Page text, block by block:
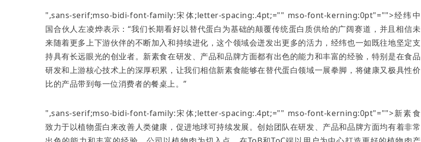
",sans-serif;mso-bidi-font-family:宋体;letter-spacing:.4pt;="" mso-font-kerning:0pt"="">经纬中
国合伙人左凌烨表示：“我们长期看好以替代蛋白为基础的颠覆传统蛋白质供给的广阔赛道，并且相信未
来随着更多上下游伙伴的不断加入和持续进化，这个领域会迸发出更多的活力，经纬也一如既往地坚定支
持具有长远眼光的创业者。新素食在研发、产品和品牌方面都有出色的能力和丰富的经验，特别是在食品
研发和上游核心技术上的深厚积累，让我们相信新素食能够在替代蛋白领域一展拳脚，将健康又极具性价
比的产品带到每一位消费者的餐桌上。”
",sans-serif;mso-bidi-font-family:宋体;letter-spacing:.4pt;="" mso-font-kerning:0pt"="">新素食
致力于以植物蛋白来改善人类健康，促进地球可持续发展。创始团队在研发、产品和品牌方面均有着非常